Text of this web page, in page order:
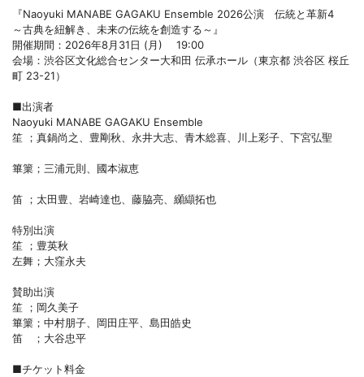
『Naoyuki MANABE GAGAKU Ensemble 2026公演 伝統と革新4
～古典を紐解き、未来の伝統を創造する～』
開催期間：2026年8月31日 (月) 19:00
会場：渋谷区文化総合センター大和田 伝承ホール（東京都 渋谷区 桜丘
町 23-21）
■出演者
Naoyuki MANABE GAGAKU Ensemble
笙 ；真鍋尚之、豊剛秋、永井大志、青木総喜、川上彩子、下宮弘聖
篳篥；三浦元則、國本淑恵
笛 ；太田豊、岩崎達也、藤脇亮、纐纈拓也
特別出演
笙 ；豊英秋
左舞；大窪永夫
賛助出演
笙 ；岡久美子
篳篥；中村朋子、岡田庄平、島田皓史
笛 ；大谷忠平
■チケット料金